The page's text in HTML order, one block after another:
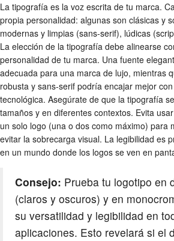
La tipografía es la voz escrita de tu marca.
propia personalidad: algunas son clásicas y
modernas y limpias (sans-serif), lúdicas
La elección de la tipografía debe alinearse
personalidad de tu marca. Una fuente
adecuada para una marca de lujo, mientras
robusta y sans-serif podría encajar mejor
tecnológica. Asegúrate de que la tipografía
tamaños y en diferentes contextos. Evita
un solo logo (una o dos como máximo) para
evitar la sobrecarga visual. La legibilidad es
en un mundo donde los logos se ven en
Consejo: Prueba tu logotipo en
(claros y oscuros) y en
su versatilidad y legibilidad en
aplicaciones. Esto revelará si el